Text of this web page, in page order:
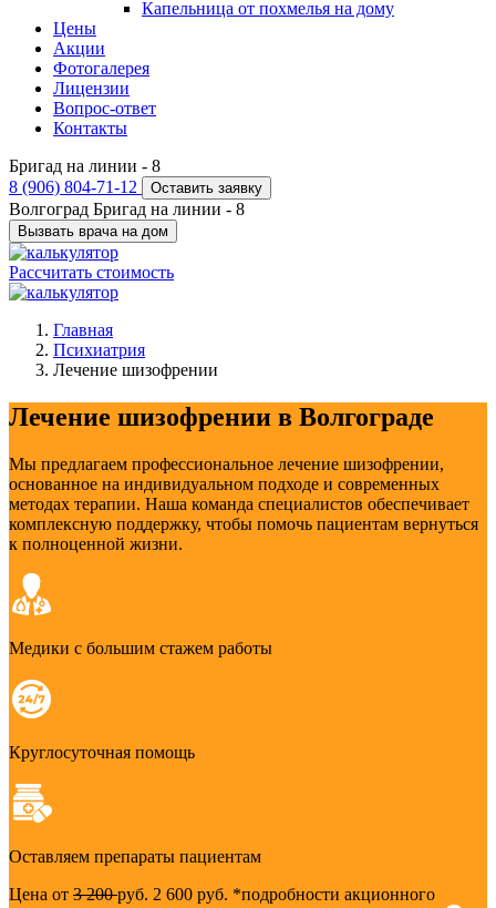
Капельница от похмелья на дому
Цены
Акции
Фотогалерея
Лицензии
Вопрос-ответ
Контакты
Бригад на линии - 8
8 (906) 804-71-12
Оставить заявку
Волгоград Бригад на линии - 8
Вызвать врача на дом
Рассчитать стоимость
Главная
Психиатрия
Лечение шизофрении
Лечение шизофрении в Волгограде
Мы предлагаем профессиональное лечение шизофрении,
основанное на индивидуальном подходе и современных
методах терапии. Наша команда специалистов обеспечивает
комплексную поддержку, чтобы помочь пациентам вернуться
к полноценной жизни.
Медики с большим стажем работы
Круглосуточная помощь
Оставляем препараты пациентам
Цена от 3 200руб. 2 600 руб. *подробности акционного